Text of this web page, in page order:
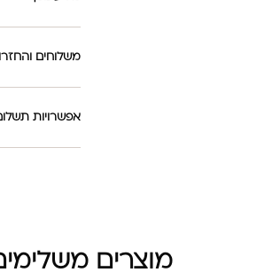
משלוחים
אפשרויות
מוצרים